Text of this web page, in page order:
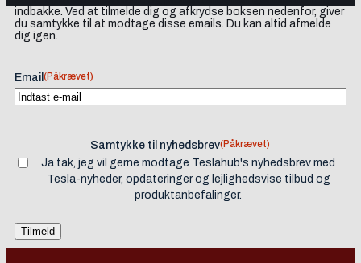
indbakke. Ved at tilmelde dig og afkrydse boksen nedenfor, giver
du samtykke til at modtage disse emails. Du kan altid afmelde
dig igen.
Email (Påkrævet)
Samtykke til nyhedsbrev(Påkrævet)
Ja tak, jeg vil gerne modtage Teslahub's nyhedsbrev med
Tesla-nyheder, opdateringer og lejlighedsvise tilbud og
produktanbefalinger.